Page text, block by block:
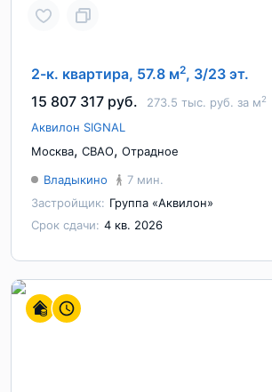
2-к. квартира, 57.8 м2, 3/23 эт.
15 807 317 руб.
273.5 тыс. руб. за м2
Аквилон SIGNAL
Москва, СВАО, Отрадное
Владыкино
7 мин.
Застройщик: Группа «Аквилон»
Срок сдачи: 4 кв. 2026